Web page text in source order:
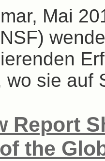
Mai
wo sie auf
Report
the